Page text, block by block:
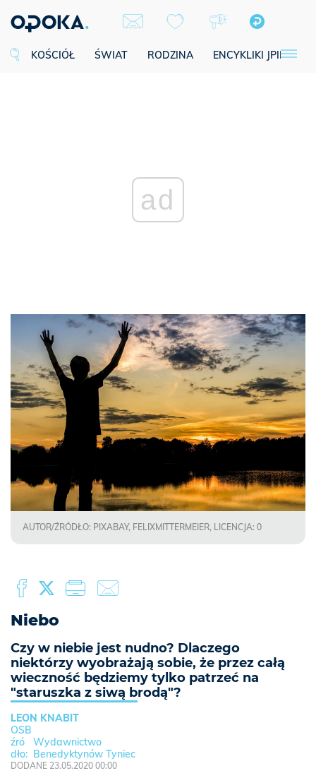
KOŚCIÓŁ ŚWIAT RODZINA ENCYKLIKI JPII
ad
AUTOR/ŹRÓDŁO: PIXABAY, FELIXMITTERMEIER, LICENCJA: 0
Niebo
Czy w niebie jest nudno? Dlaczego
niektórzy wyobrażają sobie, że przez całą
wieczność będziemy tylko patrzeć na
"staruszka z siwą brodą"?
LEON KNABIT
OSB
Wydawnictwo
Benedyktynów Tyniec
DODANE 23.05.2020 00:00